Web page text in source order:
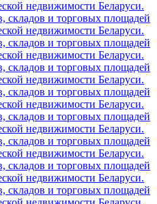
недвижимости Беларуси.
складов и торговых площадей
недвижимости Беларуси.
складов и торговых площадей
недвижимости Беларуси.
складов и торговых площадей
недвижимости Беларуси.
складов и торговых площадей
недвижимости Беларуси.
складов и торговых площадей
недвижимости Беларуси.
складов и торговых площадей
недвижимости Беларуси.
складов и торговых площадей
недвижимости Беларуси.
складов и торговых площадей